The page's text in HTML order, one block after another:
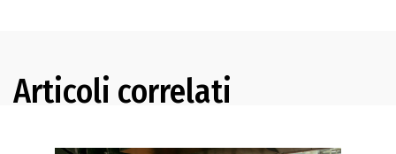
Articoli correlati